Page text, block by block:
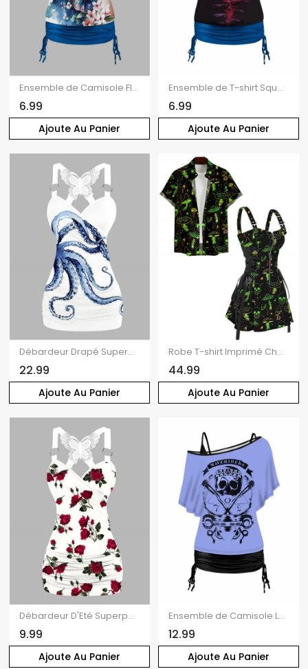
Ajoute Au Panier
Ensemble de Camisole Fleur et Papillon Imprimés à Epaule Oblique Deux Pièces
6.99
Ajoute Au Panier
Ensemble de T-shirt Squelette Colorée Imprimée à Epaule Dénudée et de Camisole Deux Pièces
6.99
Ajoute Au Panier
Débardeur Drapé Superposé Papillon Pieuvre Imprimés en Dentelle
22.99
Ajoute Au Panier
Robe T-shirt Imprimé Champignon Galaxie et Crâne à Lacets
44.99
Ajoute Au Panier
Débardeur D'Eté Superposé Motif de Rose de Papillon en Dentelle
9.99
Ajoute Au Panier
Ensemble de Camisole Lettre Crâne en Tissu Imprimé à Epaule Oblique et de Camisole Deux Pièces
12.99